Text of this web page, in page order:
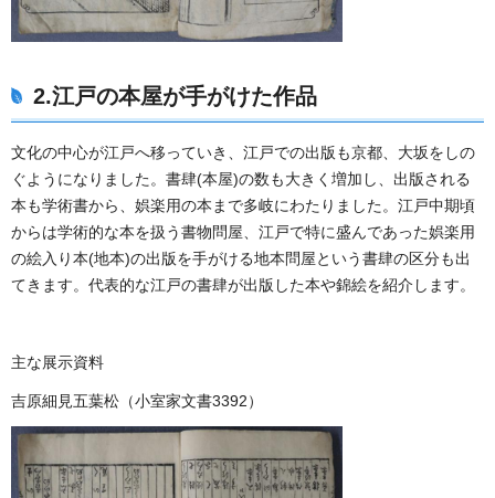
2.江戸の本屋が手がけた作品
文化の中心が江戸へ移っていき、江戸での出版も京都、大坂をしの
ぐようになりました。書肆(本屋)の数も大きく増加し、出版される
本も学術書から、娯楽用の本まで多岐にわたりました。江戸中期頃
からは学術的な本を扱う書物問屋、江戸で特に盛んであった娯楽用
の絵入り本(地本)の出版を手がける地本問屋という書肆の区分も出
てきます。代表的な江戸の書肆が出版した本や錦絵を紹介します。
主な展示資料
吉原細見五葉松（小室家文書3392）